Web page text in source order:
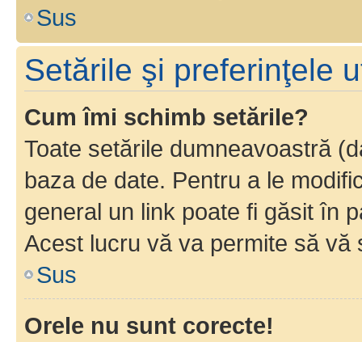
Sus
Setările şi preferinţele
Cum îmi schimb setările?
Toate setările dumneavoastră
baza de date. Pentru a le
general un link poate fi găsit în
Acest lucru vă va permite să
Sus
Orele nu sunt corecte!